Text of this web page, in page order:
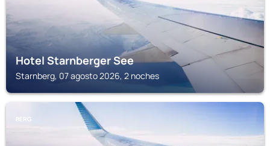
Hotel Starnberger See
Starnberg, 07 agosto 2026, 2 noches
BERG